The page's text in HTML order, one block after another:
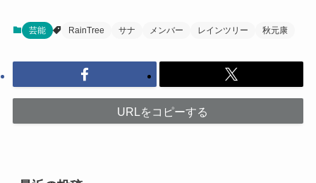
芸能 RainTree サナ メンバー レインツリー 秋元康
URLをコピーする